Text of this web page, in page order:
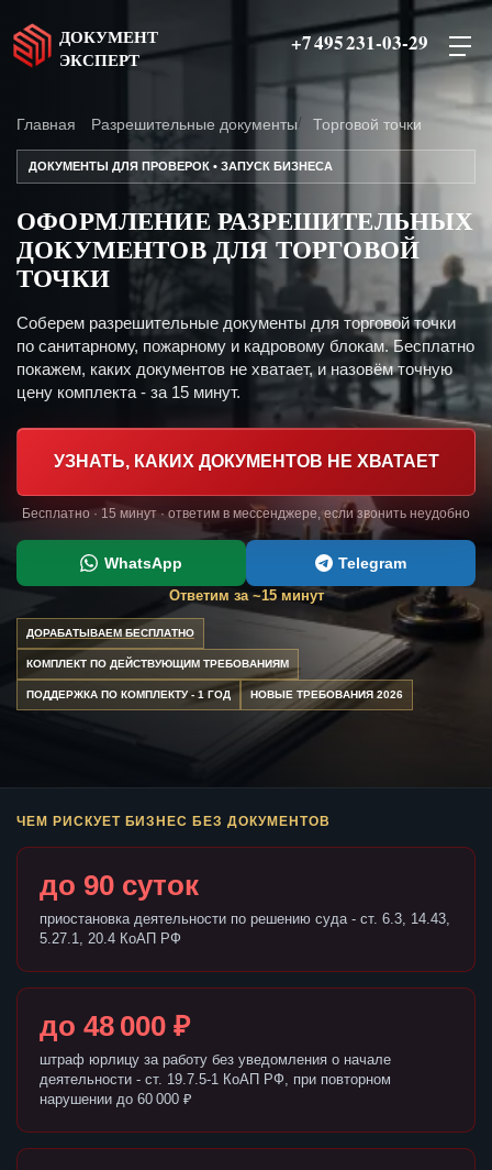
ДОКУМЕНТ
ЭКСПЕРТ
+7 495 231-03-29
Главная Разрешительные документы Торговой точки
ДОКУМЕНТЫ ДЛЯ ПРОВЕРОК • ЗАПУСК БИЗНЕСА
ОФОРМЛЕНИЕ РАЗРЕШИТЕЛЬНЫХ
ДОКУМЕНТОВ ДЛЯ ТОРГОВОЙ
ТОЧКИ
Соберем разрешительные документы для торговой точки
по санитарному, пожарному и кадровому блокам. Бесплатно
покажем, каких документов не хватает, и назовём точную
цену комплекта - за 15 минут.
УЗНАТЬ, КАКИХ ДОКУМЕНТОВ НЕ ХВАТАЕТ
Бесплатно · 15 минут · ответим в мессенджере, если звонить неудобно
WhatsApp Telegram
Ответим за ~15 минут
ДОРАБАТЫВАЕМ БЕСПЛАТНО
КОМПЛЕКТ ПО ДЕЙСТВУЮЩИМ ТРЕБОВАНИЯМ
ПОДДЕРЖКА ПО КОМПЛЕКТУ - 1 ГОД НОВЫЕ ТРЕБОВАНИЯ 2026
ЧЕМ РИСКУЕТ БИЗНЕС БЕЗ ДОКУМЕНТОВ
до 90 суток
приостановка деятельности по решению суда - ст. 6.3, 14.43,
5.27.1, 20.4 КоАП РФ
до 48 000 ₽
штраф юрлицу за работу без уведомления о начале
деятельности - ст. 19.7.5-1 КоАП РФ, при повторном
нарушении до 60 000 ₽